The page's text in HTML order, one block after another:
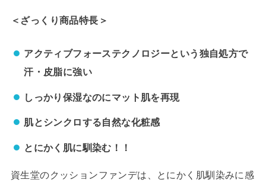
＜ざっくり商品特長＞
アクティブフォーステクノロジーという独自処方で
汗・皮脂に強い
しっかり保湿なのにマット肌を再現
肌とシンクロする自然な化粧感
とにかく肌に馴染む！！
資生堂のクッションファンデは、とにかく肌馴染みに感